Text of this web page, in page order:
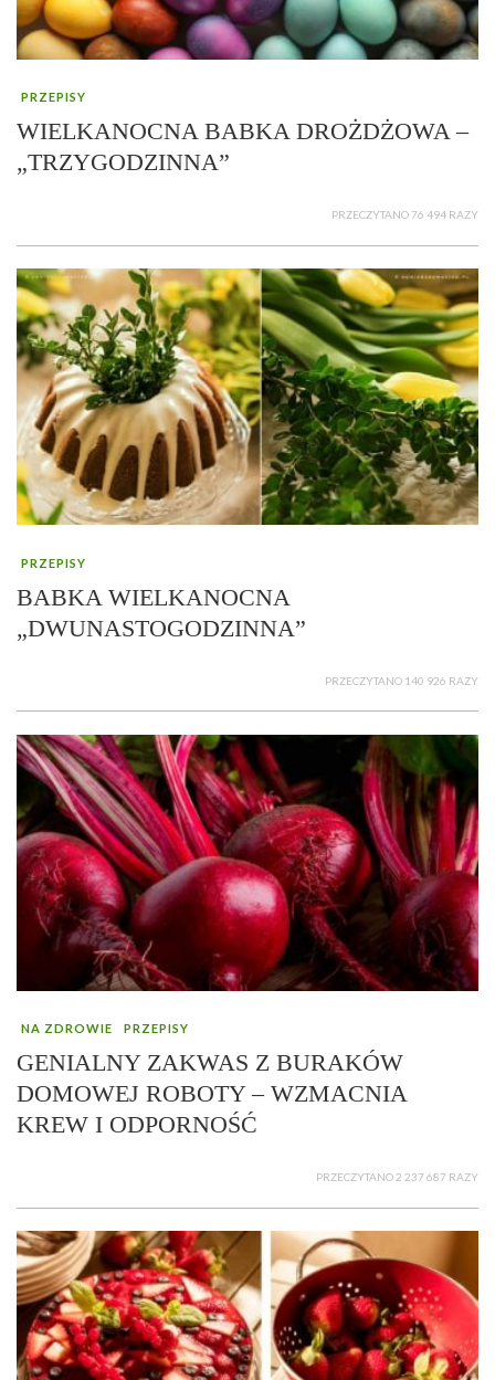
PRZEPISY
WIELKANOCNA BABKA DROŻDŻOWA –
„TRZYGODZINNA”
PRZECZYTANO 76 494 RAZY
PRZEPISY
BABKA WIELKANOCNA
„DWUNASTOGODZINNA”
PRZECZYTANO 140 926 RAZY
NA ZDROWIE PRZEPISY
GENIALNY ZAKWAS Z BURAKÓW
DOMOWEJ ROBOTY – WZMACNIA
KREW I ODPORNOŚĆ
PRZECZYTANO 2 237 687 RAZY